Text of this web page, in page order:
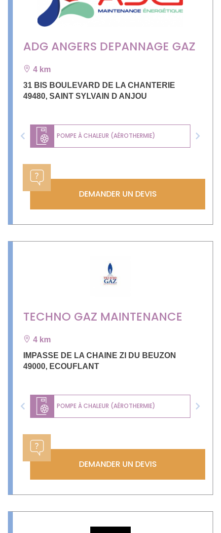
ADG ANGERS DEPANNAGE GAZ
4 km
31 BIS BOULEVARD DE LA CHANTERIE
49480, SAINT SYLVAIN D ANJOU
POMPE À CHALEUR (AÉROTHERMIE)
Previous Next
DEMANDER UN DEVIS
TECHNO GAZ MAINTENANCE
4 km
IMPASSE DE LA CHAINE ZI DU BEUZON
49000, ECOUFLANT
POMPE À CHALEUR (AÉROTHERMIE)
Previous Next
DEMANDER UN DEVIS